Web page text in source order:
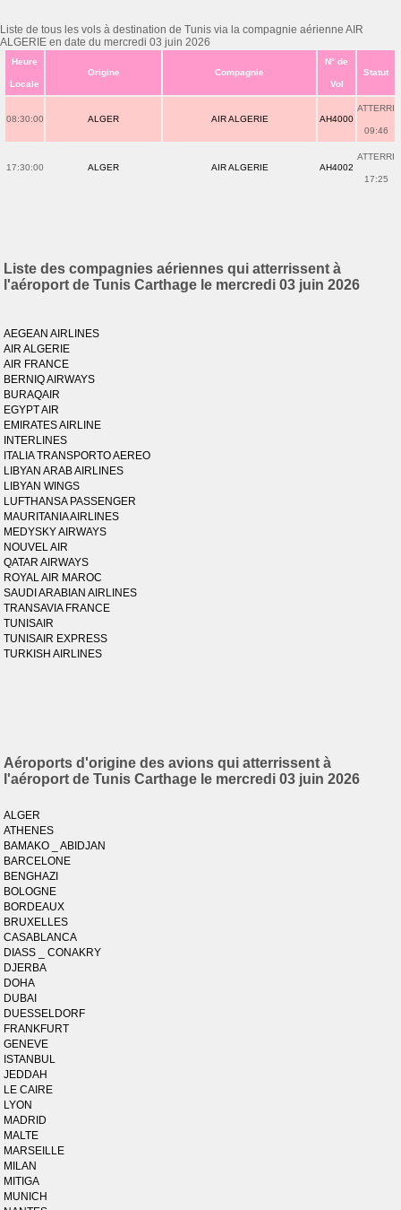
Liste de tous les vols à destination de Tunis via la compagnie aérienne AIR
ALGERIE en date du mercredi 03 juin 2026
Heure
Locale
Origine Compagnie
N° de
Vol
Statut
08:30:00 ALGER AIR ALGERIE AH4000
ATTERRI
09:46
17:30:00 ALGER AIR ALGERIE AH4002
ATTERRI
17:25
Liste des compagnies aériennes qui atterrissent à
l'aéroport de Tunis Carthage le mercredi 03 juin 2026
AEGEAN AIRLINES
AIR ALGERIE
AIR FRANCE
BERNIQ AIRWAYS
BURAQAIR
EGYPT AIR
EMIRATES AIRLINE
INTERLINES
ITALIA TRANSPORTO AEREO
LIBYAN ARAB AIRLINES
LIBYAN WINGS
LUFTHANSA PASSENGER
MAURITANIA AIRLINES
MEDYSKY AIRWAYS
NOUVEL AIR
QATAR AIRWAYS
ROYAL AIR MAROC
SAUDI ARABIAN AIRLINES
TRANSAVIA FRANCE
TUNISAIR
TUNISAIR EXPRESS
TURKISH AIRLINES
Aéroports d'origine des avions qui atterrissent à
l'aéroport de Tunis Carthage le mercredi 03 juin 2026
ALGER
ATHENES
BAMAKO _ ABIDJAN
BARCELONE
BENGHAZI
BOLOGNE
BORDEAUX
BRUXELLES
CASABLANCA
DIASS _ CONAKRY
DJERBA
DOHA
DUBAI
DUESSELDORF
FRANKFURT
GENEVE
ISTANBUL
JEDDAH
LE CAIRE
LYON
MADRID
MALTE
MARSEILLE
MILAN
MITIGA
MUNICH